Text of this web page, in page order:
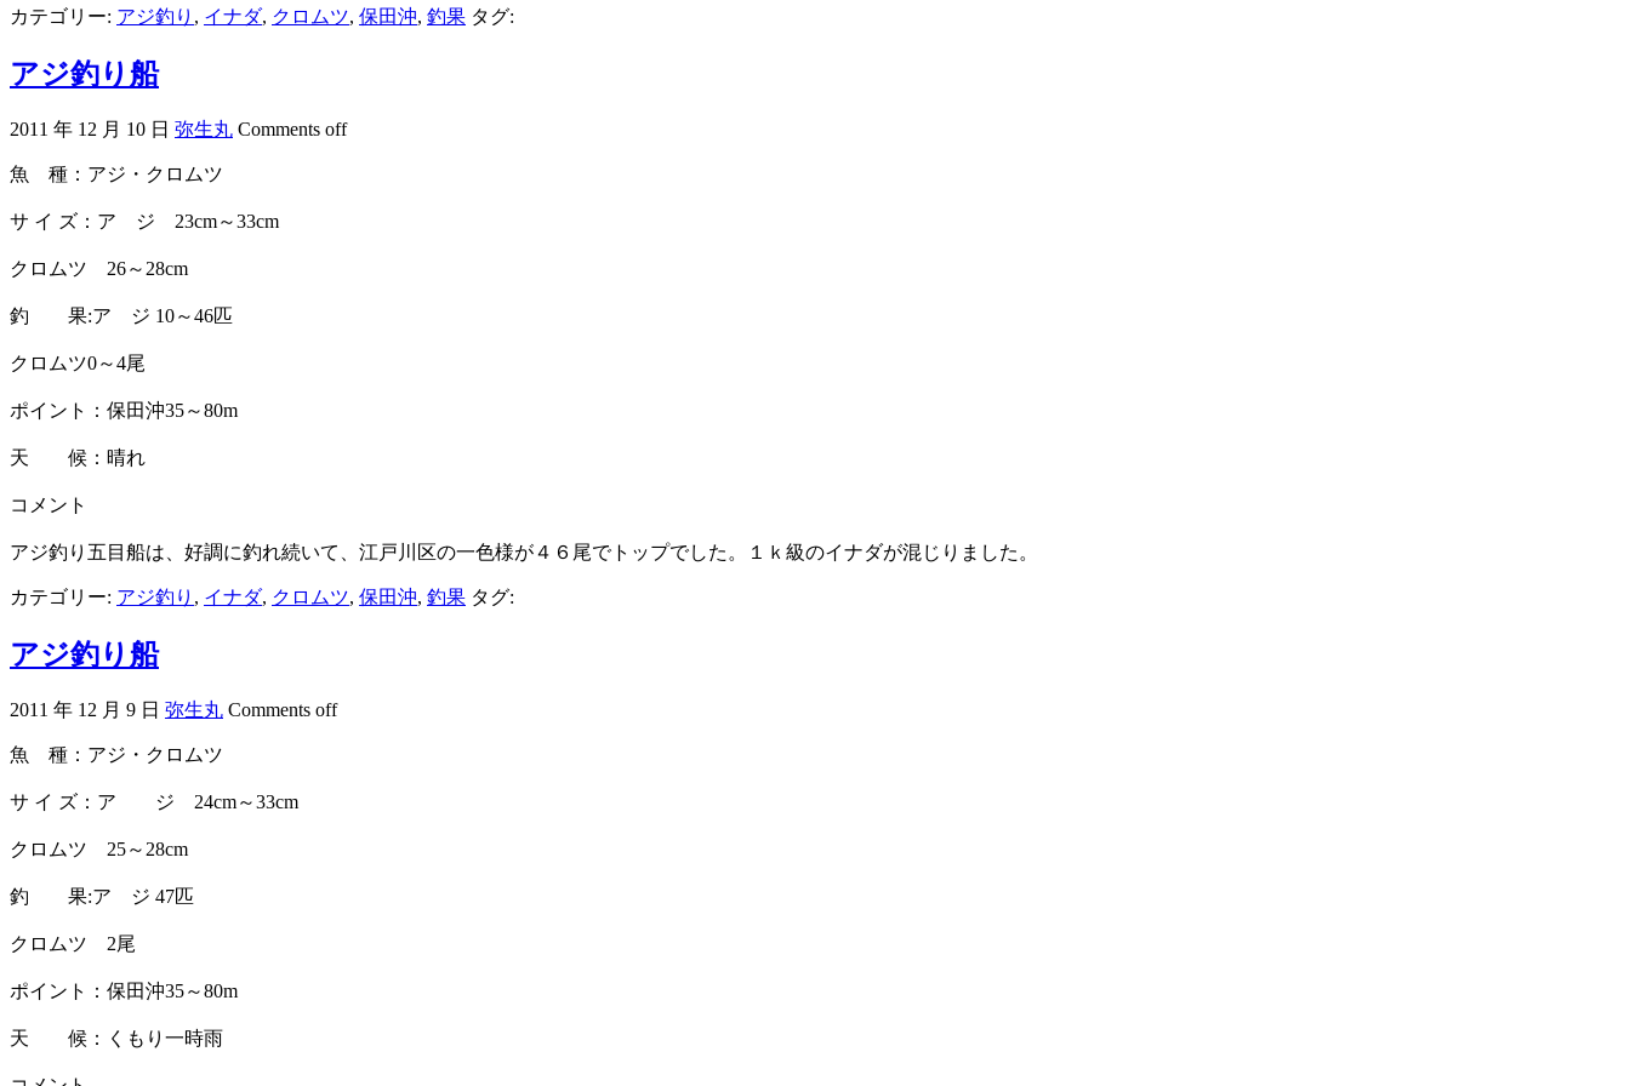
カテゴリー: アジ釣り , イナダ, クロムツ, 保田沖, 釣果 タグ:
アジ釣り船
2011 年 12 月 10 日 弥生丸 Comments off
魚 種：アジ・クロムツ
サ イ ズ：ア ジ 23cm～33cm
クロムツ 26～28cm
釣 果:ア ジ 10～46匹
クロムツ0～4尾
ポイント：保田沖35～80m
天 候：晴れ
コメント
アジ釣り五目船は、好調に釣れ続いて、江戸川区の一色様が４６尾でトップでした。１ｋ級のイナダが混じりました。
カテゴリー: アジ釣り , イナダ, クロムツ, 保田沖, 釣果 タグ:
アジ釣り船
2011 年 12 月 9 日 弥生丸 Comments off
魚 種：アジ・クロムツ
サ イ ズ：ア ジ 24cm～33cm
クロムツ 25～28cm
釣 果:ア ジ 47匹
クロムツ 2尾
ポイント：保田沖35～80m
天 候：くもり一時雨